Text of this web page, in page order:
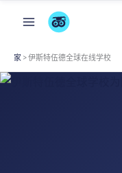
容
家 >伊斯特伍德全球在线学校